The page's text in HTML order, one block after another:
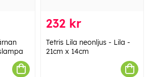
232 kr
Tetris Lila neonljus - Lila -
21cm x 14cm